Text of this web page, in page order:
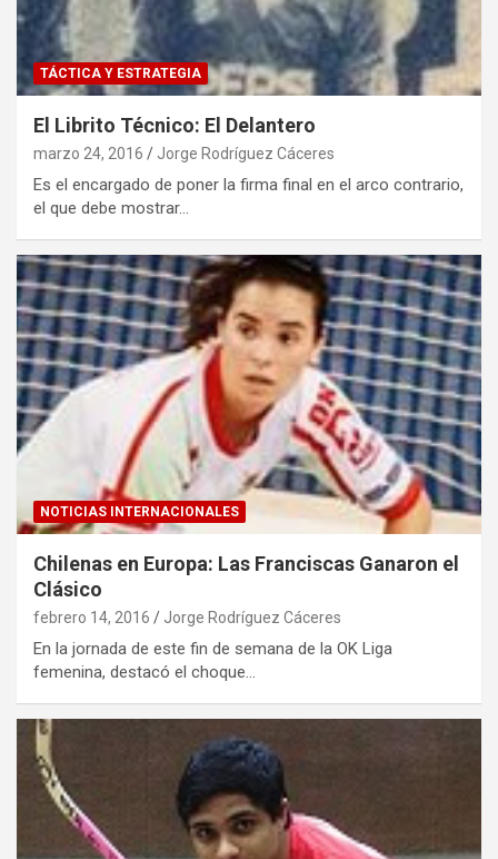
TÁCTICA Y ESTRATEGIA
El Librito Técnico: El Delantero
marzo 24, 2016 Jorge Rodríguez Cáceres
Es el encargado de poner la firma final en el arco contrario,
el que debe mostrar…
NOTICIAS INTERNACIONALES
Chilenas en Europa: Las Franciscas Ganaron el
Clásico
febrero 14, 2016 Jorge Rodríguez Cáceres
En la jornada de este fin de semana de la OK Liga
femenina, destacó el choque…